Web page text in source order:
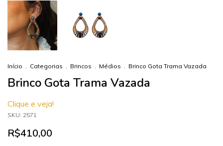
Início . Categorias . Brincos . Médios . Brinco Gota Trama Vazada
Brinco Gota Trama Vazada
Clique e veja!
SKU: 2571
R$410,00